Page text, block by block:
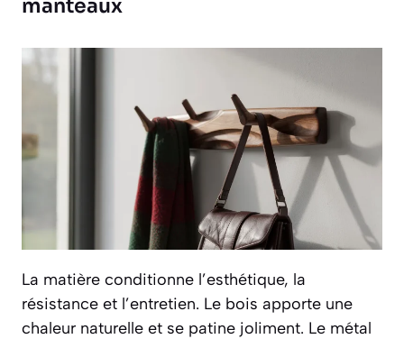
manteaux
La matière conditionne l’esthétique, la
résistance et l’entretien. Le bois apporte une
chaleur naturelle et se patine joliment. Le métal